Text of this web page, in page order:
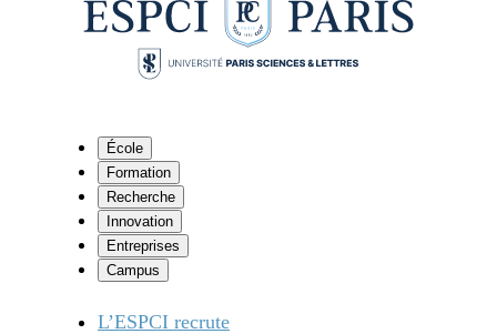
École
Formation
Recherche
Innovation
Entreprises
Campus
L’ESPCI recrute